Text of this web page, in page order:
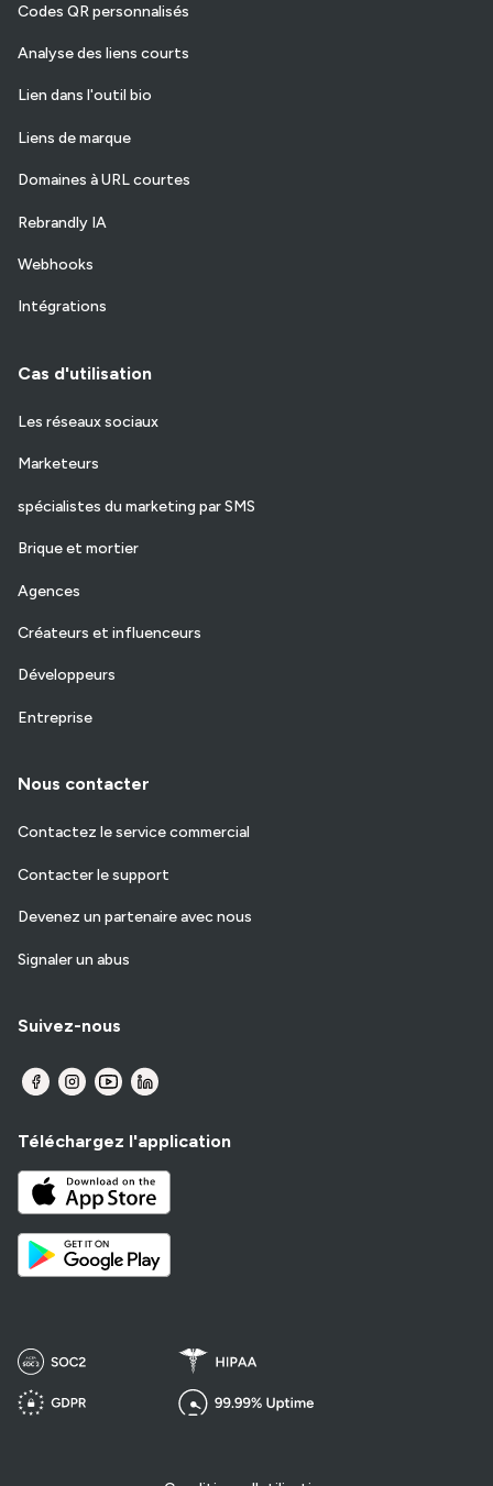
Codes QR personnalisés
Analyse des liens courts
Lien dans l'outil bio
Liens de marque
Domaines à URL courtes
Rebrandly IA
Webhooks
Intégrations
Cas d'utilisation
Les réseaux sociaux
Marketeurs
spécialistes du marketing par SMS
Brique et mortier
Agences
Créateurs et influenceurs
Développeurs
Entreprise
Nous contacter
Contactez le service commercial
Contacter le support
Devenez un partenaire avec nous
Signaler un abus
Suivez-nous
Téléchargez l'application